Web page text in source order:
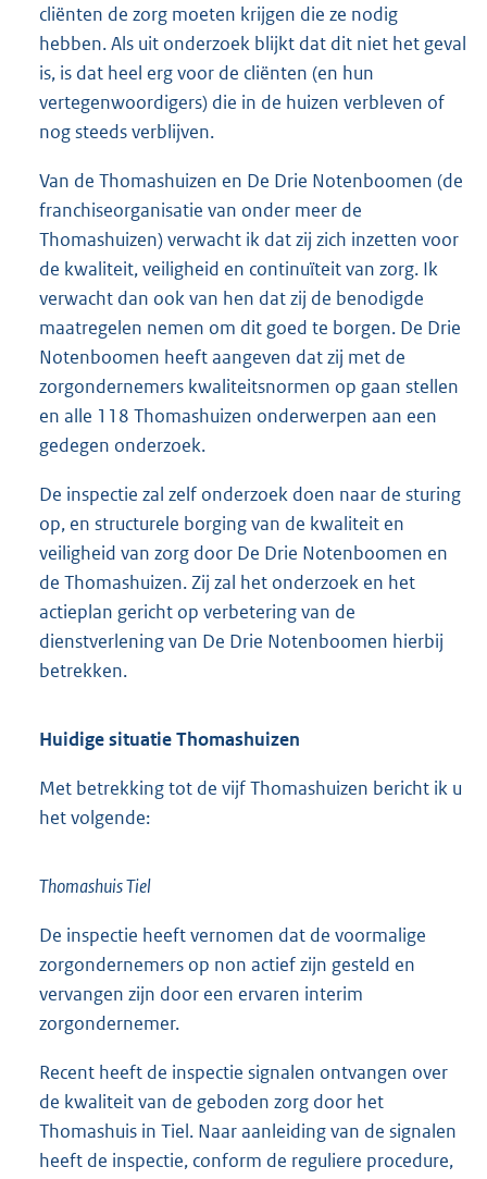
cliënten de zorg moeten krijgen die ze nodig
hebben. Als uit onderzoek blijkt dat dit niet het geval
is, is dat heel erg voor de cliënten (en hun
vertegenwoordigers) die in de huizen verbleven of
nog steeds verblijven.
Van de Thomashuizen en De Drie Notenboomen (de
franchiseorganisatie van onder meer de
Thomashuizen) verwacht ik dat zij zich inzetten voor
de kwaliteit, veiligheid en continuïteit van zorg. Ik
verwacht dan ook van hen dat zij de benodigde
maatregelen nemen om dit goed te borgen. De Drie
Notenboomen heeft aangeven dat zij met de
zorgondernemers kwaliteitsnormen op gaan stellen
en alle 118 Thomashuizen onderwerpen aan een
gedegen onderzoek.
De inspectie zal zelf onderzoek doen naar de sturing
op, en structurele borging van de kwaliteit en
veiligheid van zorg door De Drie Notenboomen en
de Thomashuizen. Zij zal het onderzoek en het
actieplan gericht op verbetering van de
dienstverlening van De Drie Notenboomen hierbij
betrekken.
Huidige situatie Thomashuizen
Met betrekking tot de vijf Thomashuizen bericht ik u
het volgende:
Thomashuis Tiel
De inspectie heeft vernomen dat de voormalige
zorgondernemers op non actief zijn gesteld en
vervangen zijn door een ervaren interim
zorgondernemer.
Recent heeft de inspectie signalen ontvangen over
de kwaliteit van de geboden zorg door het
Thomashuis in Tiel. Naar aanleiding van de signalen
heeft de inspectie, conform de reguliere procedure,